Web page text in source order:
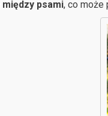
psami, co może